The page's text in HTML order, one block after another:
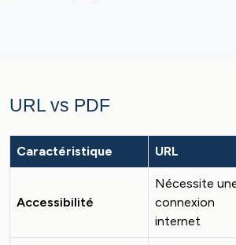
URL vs PDF
Caractéristique URL
Accessibilité
Nécessite
connexion
internet